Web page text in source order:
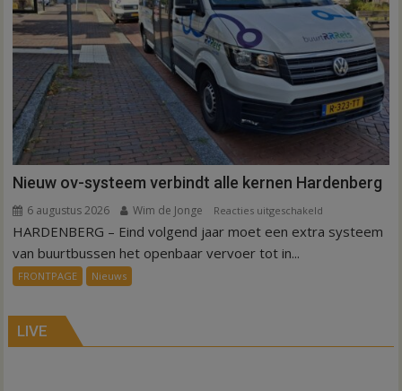
Nieuw ov-systeem verbindt alle kernen Hardenberg
6 augustus 2026 Wim de Jonge Reacties uitgeschakeld
Nieuw
Hardenberg
HARDENBERG – Eind volgend jaar moet een extra systeem
van buurtbussen het openbaar vervoer tot in...
FRONTPAGE Nieuws
LIVE